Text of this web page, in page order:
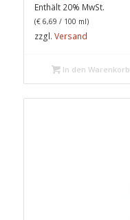
Enthält 20% MwSt.
(€6,69 / 100 ml)
zzgl. Versand
In den Warenkorb